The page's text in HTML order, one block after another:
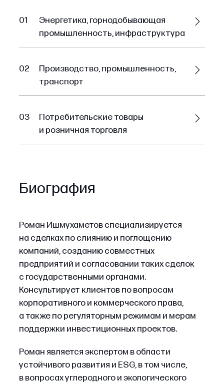
01
Энергетика, горнодобывающая
промышленность, инфраструктура
02
Производство, промышленность,
транспорт
03
Потребительские товары
и розничная торговля
Биография
Роман Ишмухаметов специализируется
на сделках по слиянию и поглощению
компаний, созданию совместных
предприятий и согласовании таких сделок
с государственными органами.
Консультирует клиентов по вопросам
корпоративного и коммерческого права,
а также по регуляторным режимам и мерам
поддержки инвестиционных проектов.
Роман является экспертом в области
устойчивого развития и ESG, в том числе,
в вопросах углеродного и экологического